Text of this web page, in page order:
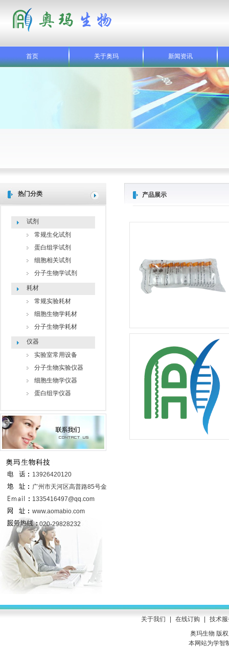
首页 关于奥玛 新闻资讯
产品展示
热门分类
试剂
常规生化试剂
蛋白组学试剂
细胞相关试剂
分子生物学试剂
耗材
常规实验耗材
细胞生物学耗材
分子生物学耗材
仪器
实验室常用设备
分子生物实验仪器
细胞生物学仪器
蛋白组学仪器
联系我们
13926420120
广州市天河区高普路85号金发科技园
6号楼437室
1335416497@qq.com
www.aomabio.com
020-29828232
关于我们 在线订购
技术
奥玛生物 版
本网站为学智